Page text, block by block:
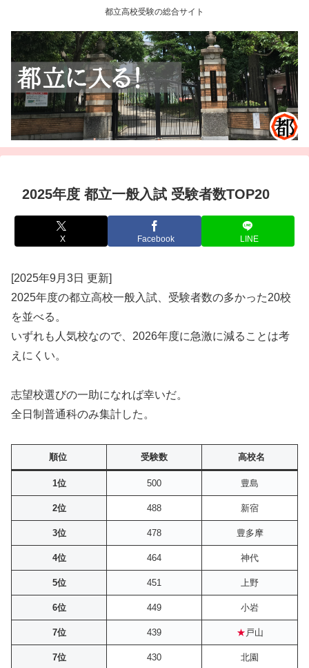
都立高校受験の総合サイト
2025年度 都立一般入試 受験者数TOP20
X Facebook LINE
[2025年9月3日 更新]
2025年度の都立高校一般入試、受験者数の多かった20校
を並べる。
いずれも人気校なので、2026年度に急激に減ることは考
えにくい。
志望校選びの一助になれば幸いだ。
全日制普通科のみ集計した。
順位 受験数 高校名
1位 500 豊島
2位 488 新宿
3位 478 豊多摩
4位 464 神代
5位 451 上野
6位 449 小岩
7位 439 ★ 戸山
7位 430 北園